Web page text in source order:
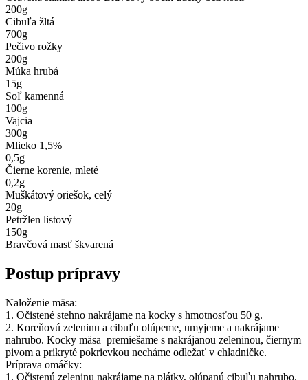
200g
Cibuľa žltá
700g
Pečivo rožky
200g
Múka hrubá
15g
Soľ kamenná
100g
Vajcia
300g
Mlieko 1,5%
0,5g
Čierne korenie, mleté
0,2g
Muškátový oriešok, celý
20g
Petržlen listový
150g
Bravčová masť škvarená
Postup prípravy
Naloženie mäsa:
1. Očistené stehno nakrájame na kocky s hmotnosťou 50 g.
2. Koreňovú zeleninu a cibuľu olúpeme, umyjeme a nakrájame
nahrubo. Kocky mäsa premiešame s nakrájanou zeleninou, čiernym
pivom a prikryté pokrievkou necháme odležať v chladničke.
Príprava omáčky:
1. Očistenú zeleninu nakrájame na plátky, olúpanú cibuľu nahrubo.